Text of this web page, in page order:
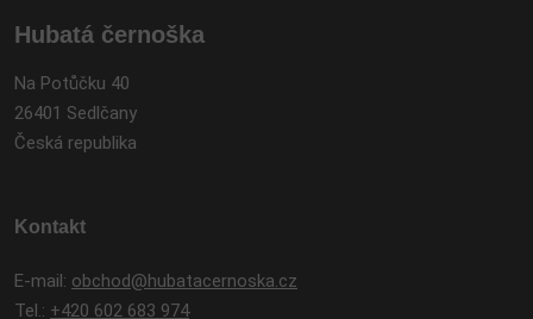
Hubatá černoška
Na Potůčku 40
26401 Sedlčany
Česká republika
Kontakt
E-mail: obchod@hubatacernoska.cz
Tel.: +420 602 683 974